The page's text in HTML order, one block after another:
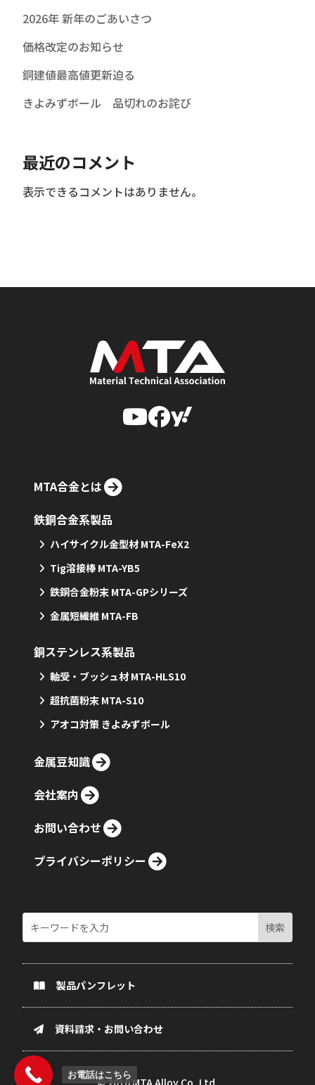
2026年 新年のごあいさつ
価格改定のお知らせ
銅建値最高値更新迫る
きよみずボール 品切れのお詫び
最近のコメント
表示できるコメントはありません。
MTA合金とは
鉄銅合金系製品
ハイサイクル金型材 MTA-FeX2
Tig溶接棒 MTA-YB5
鉄銅合金粉末 MTA-GPシリーズ
金属短繊維 MTA-FB
銅ステンレス系製品
軸受・ブッシュ材 MTA-HLS10
超抗菌粉末 MTA-S10
アオコ対策 きよみずボール
金属豆知識
会社案内
お問い合わせ
プライバシーポリシー
製品パンフレット
資料請求・お問い合わせ
お電話はこちら